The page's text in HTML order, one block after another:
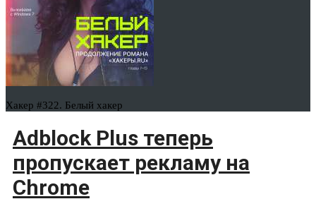
Хакер #322. Белый хакер
Adblock Plus теперь
пропускает рекламу на
Chrome